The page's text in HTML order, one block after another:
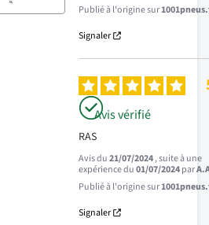
Publié à l'origine sur
Signaler
Avis vérifié
RAS
Avis du21/07/2024, suite à une
expérience du01/07/2024par
Publié à l'origine sur
Signaler